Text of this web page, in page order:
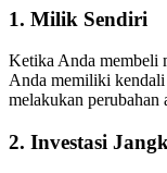
1. Milik Sendiri
Ketika Anda membeli
Anda memiliki kendali
melakukan perubahan
2. Investasi